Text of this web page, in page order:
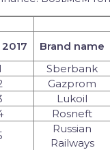
Brand name
Sberbank
Gazprom
Lukoil
Rosneft
Russian
Railways